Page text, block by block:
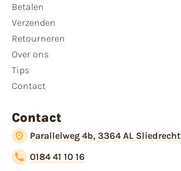
Betalen
Verzenden
Retourneren
Over ons
Tips
Contact
Contact
Parallelweg 4b, 3364 AL Sliedrecht
0184 41 10 16